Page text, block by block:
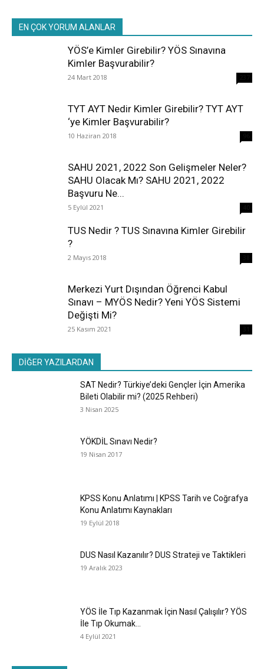
EN ÇOK YORUM ALANLAR
YÖS’e Kimler Girebilir? YÖS Sınavına
Kimler Başvurabilir?
24 Mart 2018
TYT AYT Nedir Kimler Girebilir? TYT AYT
‘ye Kimler Başvurabilir?
10 Haziran 2018
SAHU 2021, 2022 Son Gelişmeler Neler?
SAHU Olacak Mı? SAHU 2021, 2022
Başvuru Ne...
5 Eylül 2021
TUS Nedir ? TUS Sınavına Kimler Girebilir
?
2 Mayıs 2018
Merkezi Yurt Dışından Öğrenci Kabul
Sınavı – MYÖS Nedir? Yeni YÖS Sistemi
Değişti Mi?
25 Kasım 2021
DİĞER YAZILARDAN
SAT Nedir? Türkiye’deki Gençler İçin Amerika
Bileti Olabilir mi? (2025 Rehberi)
3 Nisan 2025
YÖKDİL Sınavı Nedir?
19 Nisan 2017
KPSS Konu Anlatımı | KPSS Tarih ve Coğrafya
Konu Anlatımı Kaynakları
19 Eylül 2018
DUS Nasıl Kazanılır? DUS Strateji ve Taktikleri
19 Aralık 2023
YÖS İle Tıp Kazanmak İçin Nasıl Çalışılır? YÖS
İle Tıp Okumak...
4 Eylül 2021